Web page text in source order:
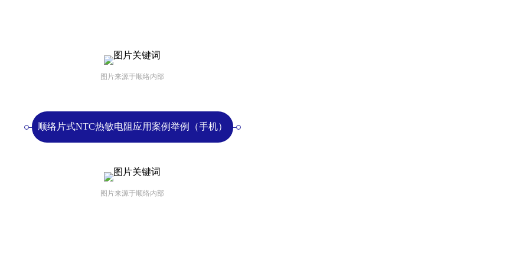
图片来源于顺络内部
顺络片式NTC热敏电阻应用案例举例（手机）
图片来源于顺络内部